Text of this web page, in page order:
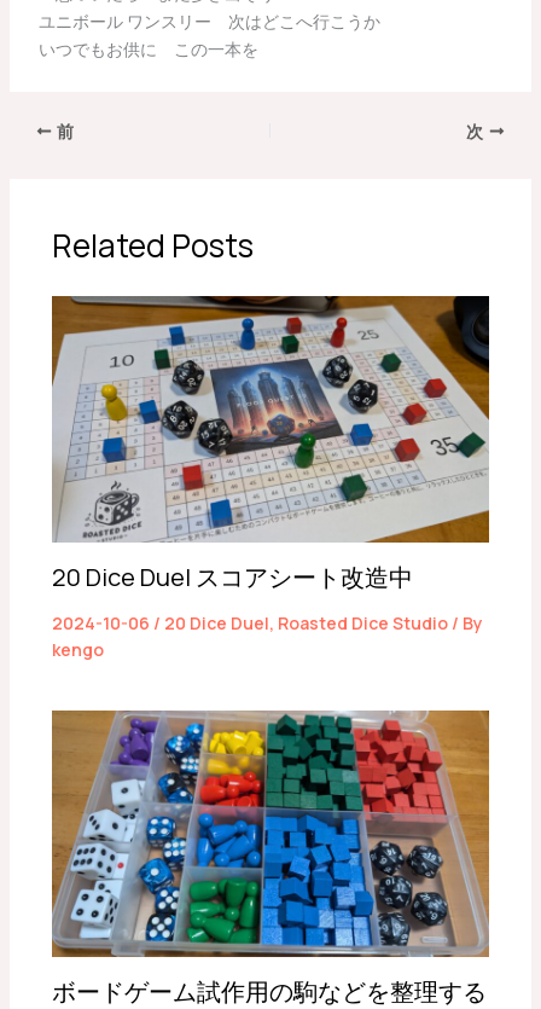
ユニボール ワンスリー 次はどこへ行こうか
いつでもお供に この一本を
前 次
Related Posts
20 Dice Duel スコアシート改造中
2024-10-06 / 20 Dice Duel, Roasted Dice Studio/ By
kengo
ボードゲーム試作用の駒などを整理する